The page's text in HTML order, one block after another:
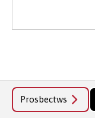
Prosbectws